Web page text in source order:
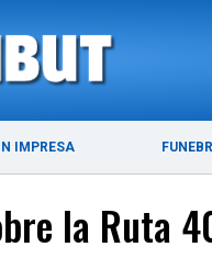
IMPRESA
PUERTO MADRYN
la Ruta